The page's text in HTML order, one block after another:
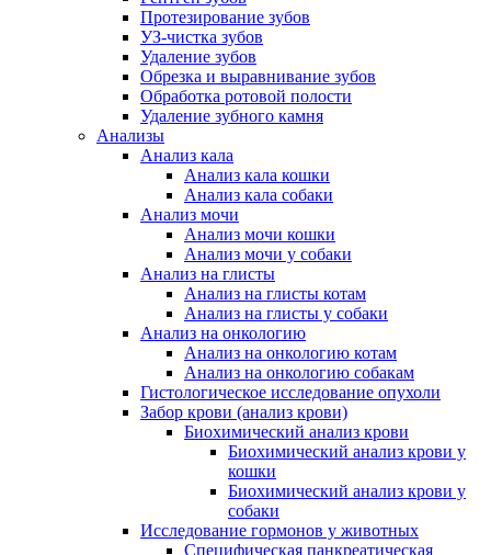
Протезирование зубов
УЗ-чистка зубов
Удаление зубов
Обрезка и выравнивание зубов
Обработка ротовой полости
Удаление зубного камня
Анализы
Анализ кала
Анализ кала кошки
Анализ кала собаки
Анализ мочи
Анализ мочи кошки
Анализ мочи у собаки
Анализ на глисты
Анализ на глисты котам
Анализ на глисты у собаки
Анализ на онкологию
Анализ на онкологию котам
Анализ на онкологию собакам
Гистологическое исследование опухоли
Забор крови (анализ крови)
Биохимический анализ крови
Биохимический анализ крови у
кошки
Биохимический анализ крови у
собаки
Исследование гормонов у животных
Специфическая панкреатическая